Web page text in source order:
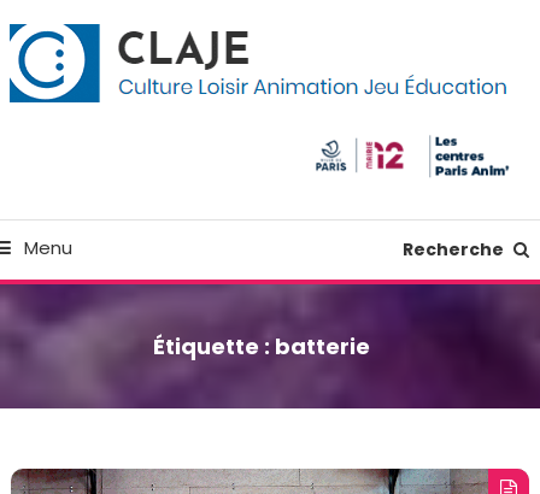
Menu Recherche
Étiquette :batterie